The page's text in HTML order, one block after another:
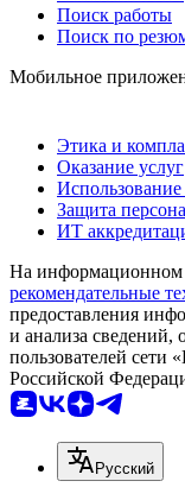
Поиск работы
Поиск по
Мобильное
Этика и
Оказание услуг
Использование
Защита
ИТ
На информационном
рекомендательные
предоставления
и анализа сведений,
пользователей сети
Российской
Русский